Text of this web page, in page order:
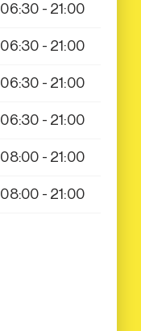
06:30 - 21:00
06:30 - 21:00
06:30 - 21:00
06:30 - 21:00
08:00 - 21:00
08:00 - 21:00